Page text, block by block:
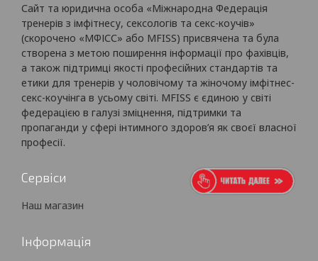
Сайт та юридична особа «Міжнародна Федерація
тренерів з імфітнесу, сексологів та секс-коучів»
(скорочено «МФІСС» або MFISS) присвячена та була
створена з метою поширення інформації про фахівців,
а також підтримці якості професійних стандартів та
етики для тренерів у чоловічому та жіночому імфітнес-
секс-коучінга в усьому світі. MFISS є єдиною у світі
федерацією в галузі зміцнення, підтримки та
пропаганди у сфері інтимного здоров’я як своєї власної
професії.
Сервіси
Наш магазин
Інформація